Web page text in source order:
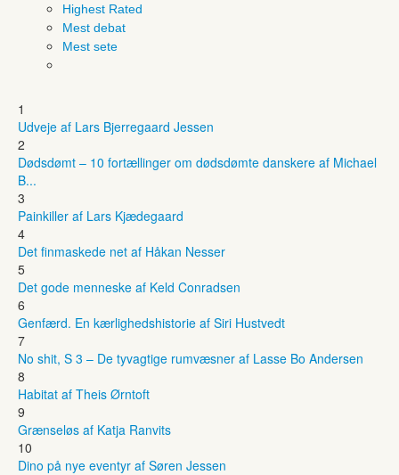
Highest Rated
Mest debat
Mest sete
1
Udveje af Lars Bjerregaard Jessen
2
Dødsdømt – 10 fortællinger om dødsdømte danskere af Michael
B...
3
Painkiller af Lars Kjædegaard
4
Det finmaskede net af Håkan Nesser
5
Det gode menneske af Keld Conradsen
6
Genfærd. En kærlighedshistorie af Siri Hustvedt
7
No shit, S 3 – De tyvagtige rumvæsner af Lasse Bo Andersen
8
Habitat af Theis Ørntoft
9
Grænseløs af Katja Ranvits
10
Dino på nye eventyr af Søren Jessen